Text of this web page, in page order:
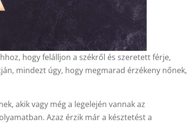
hogy felálljon a székről és szeretett férje,
mindezt úgy, hogy megmarad érzékeny nőnek,
akik vagy még a legelején vannak az
Azaz érzik már a késztetést a